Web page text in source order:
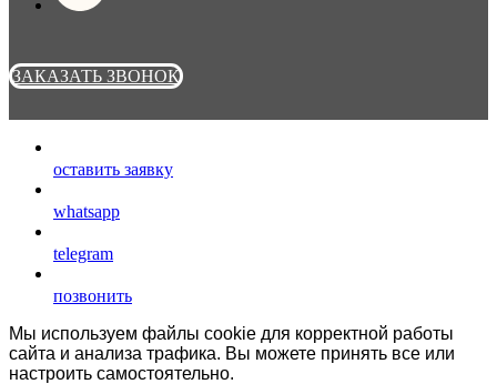
ЗАКАЗАТЬ ЗВОНОК
оставить заявку
whatsapp
telegram
позвонить
Мы используем файлы cookie для корректной работы
сайта и анализа трафика. Вы можете принять все или
настроить самостоятельно.